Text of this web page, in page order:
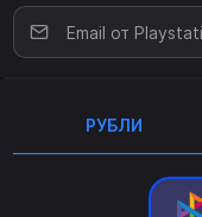
РУБЛИ